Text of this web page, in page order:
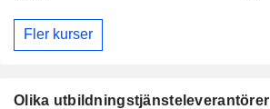
Fler kurser
Olika utbildningstjänsteleverantörer